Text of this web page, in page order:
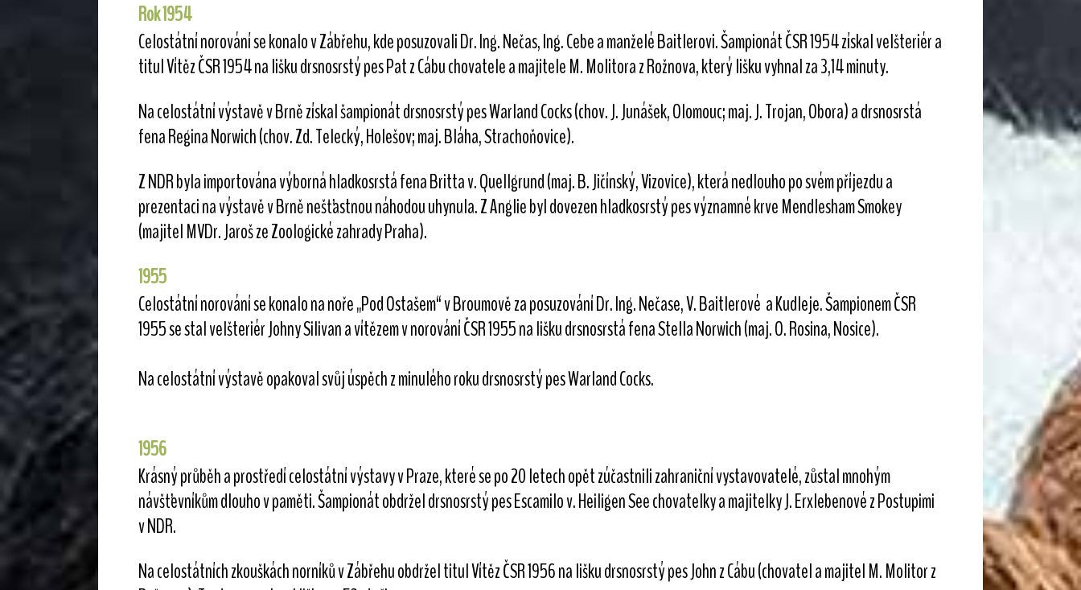
Rok 1954
Celostátní norování se konalo v Zábřehu, kde posuzovali Dr. Ing. Nečas, Ing. Cebe a manželé Baitlerovi. Šampionát ČSR 1954 získal velšteriér a
titul Vítěz ČSR 1954 na lišku drsnosrstý pes Pat z Cábu chovatele a majitele M. Molitora z Rožnova, který lišku vyhnal za 3,14 minuty.
Na celostátní výstavě v Brně získal šampionát drsnosrstý pes Warland Cocks (chov. J. Junášek, Olomouc; maj. J. Trojan, Obora) a drsnosrstá
fena Regina Norwich (chov. Zd. Telecký, Holešov; maj. Bláha, Strachoňovice).
Z NDR byla importována výborná hladkosrstá fena Britta v. Quellgrund (maj. B. Jičínský, Vizovice), která nedlouho po svém příjezdu a
prezentaci na výstavě v Brně nešťastnou náhodou uhynula. Z Anglie byl dovezen hladkosrstý pes významné krve Mendlesham Smokey
(majitel MVDr. Jaroš ze Zoologické zahrady Praha).
1955
Celostátní norování se konalo na noře „Pod Ostašem“ v Broumově za posuzování Dr. Ing. Nečase, V. Baitlerové a Kudleje. Šampionem ČSR
1955 se stal velšteriér Johny Silivan a vítězem v norování ČSR 1955 na lišku drsnosrstá fena Stella Norwich (maj. O. Rosina, Nosice).
Na celostátní výstavě opakoval svůj úspěch z minulého roku drsnosrstý pes Warland Cocks.
1956
Krásný průběh a prostředí celostátní výstavy v Praze, které se po 20 letech opět zúčastnili zahraniční vystavovatelé, zůstal mnohým
návšťevníkům dlouho v paměti. Šampionát obdržel drsnosrstý pes Escamilo v. Heiligen See chovatelky a majitelky J. Erxlebenové z Postupimi
v NDR.
Na celostátních zkouškách norníků v Zábřehu obdržel titul Vítěz ČSR 1956 na lišku drsnosrstý pes John z Cábu (chovatel a majitel M. Molitor z